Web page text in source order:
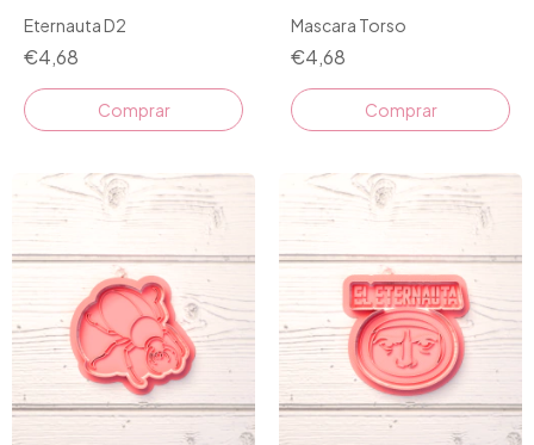
Eternauta D2
€4,68
Comprar
Mascara Torso
€4,68
Comprar